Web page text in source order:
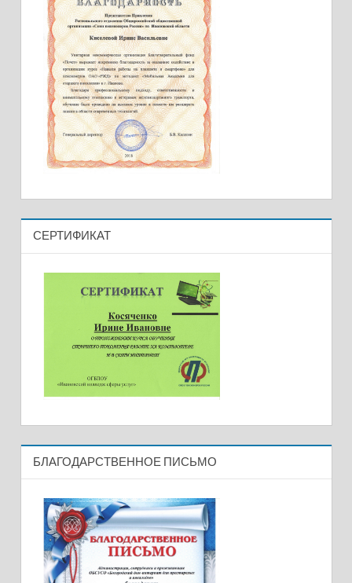
СЕРТИФИКАТ
БЛАГОДАРСТВЕННОЕ ПИСЬМО